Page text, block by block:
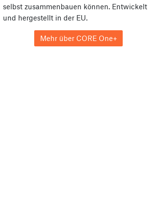
selbst zusammenbauen können. Entwickelt
und hergestellt in der EU.
Mehr über CORE One+